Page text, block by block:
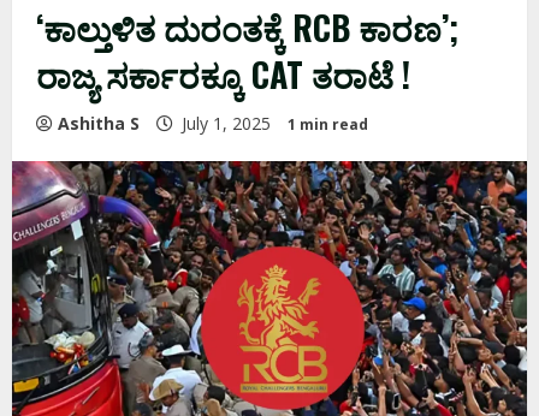
‘ಕಾಲ್ತುಳಿತ ದುರಂತಕ್ಕೆ RCB ಕಾರಣ’;
ರಾಜ್ಯ ಸರ್ಕಾರಕ್ಕೂ CAT ತರಾಟೆ !
Ashitha S July 1, 2025 1 min read